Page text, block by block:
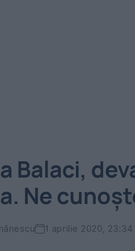
Balaci,
Ne
1 aprilie 2020, 23:34